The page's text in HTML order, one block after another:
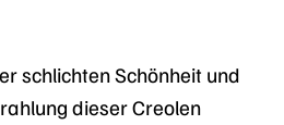
schlichten Schönheit und
dieser Creolen